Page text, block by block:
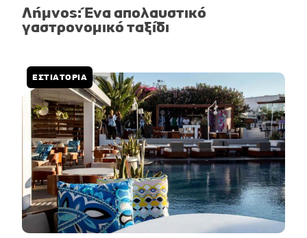
Λήμνος: Ένα απολαυστικό
γαστρονομικό ταξίδι
ΕΣΤΙΑΤΟΡΙΑ